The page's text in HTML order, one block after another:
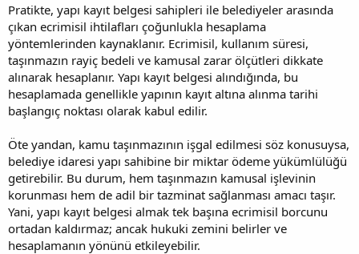
Pratikte, yapı kayıt belgesi sahipleri ile belediyeler arasında
çıkan ecrimisil ihtilafları çoğunlukla hesaplama
yöntemlerinden kaynaklanır. Ecrimisil, kullanım süresi,
taşınmazın rayiç bedeli ve kamusal zarar ölçütleri dikkate
alınarak hesaplanır. Yapı kayıt belgesi alındığında, bu
hesaplamada genellikle yapının kayıt altına alınma tarihi
başlangıç noktası olarak kabul edilir.
Öte yandan, kamu taşınmazının işgal edilmesi söz konusuysa,
belediye idaresi yapı sahibine bir miktar ödeme yükümlülüğü
getirebilir. Bu durum, hem taşınmazın kamusal işlevinin
korunması hem de adil bir tazminat sağlanması amacı taşır.
Yani, yapı kayıt belgesi almak tek başına ecrimisil borcunu
ortadan kaldırmaz; ancak hukuki zemini belirler ve
hesaplamanın yönünü etkileyebilir.